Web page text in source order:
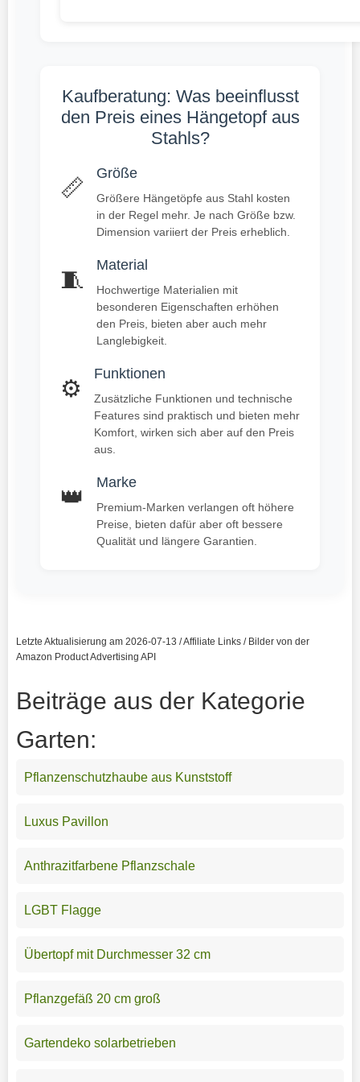
Kaufberatung: Was beeinflusst
den Preis eines Hängetopf aus
Stahls?
📏
Größe
Größere Hängetöpfe aus Stahl kosten
in der Regel mehr. Je nach Größe bzw.
Dimension variiert der Preis erheblich.
🧵
Material
Hochwertige Materialien mit
besonderen Eigenschaften erhöhen
den Preis, bieten aber auch mehr
Langlebigkeit.
⚙️
Funktionen
Zusätzliche Funktionen und technische
Features sind praktisch und bieten mehr
Komfort, wirken sich aber auf den Preis
aus.
👑
Marke
Premium-Marken verlangen oft höhere
Preise, bieten dafür aber oft bessere
Qualität und längere Garantien.
Letzte Aktualisierung am 2026-07-13 / Affiliate Links / Bilder von der
Amazon Product Advertising API
Beiträge aus der Kategorie
Garten:
Pflanzenschutzhaube aus Kunststoff
Luxus Pavillon
Anthrazitfarbene Pflanzschale
LGBT Flagge
Übertopf mit Durchmesser 32 cm
Pflanzgefäß 20 cm groß
Gartendeko solarbetrieben